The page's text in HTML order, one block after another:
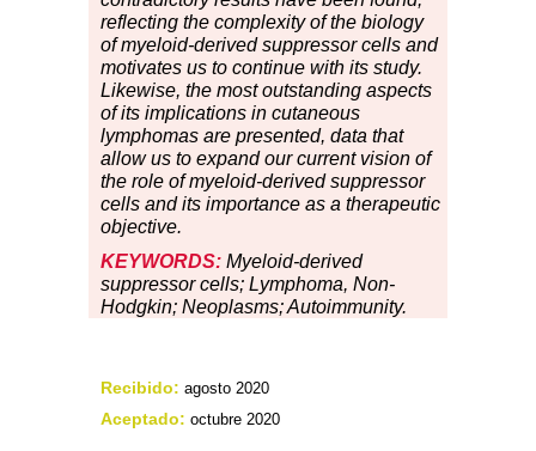
reflecting the complexity of the biology
of myeloid-derived suppressor cells and
motivates us to continue with its study.
Likewise, the most outstanding aspects
of its implications in cutaneous
lymphomas are presented, data that
allow us to expand our current vision of
the role of myeloid-derived suppressor
cells and its importance as a therapeutic
objective.
KEYWORDS: Myeloid-derived
suppressor cells; Lymphoma, Non-
Hodgkin; Neoplasms; Autoimmunity.
Recibido: agosto 2020
Aceptado: octubre 2020